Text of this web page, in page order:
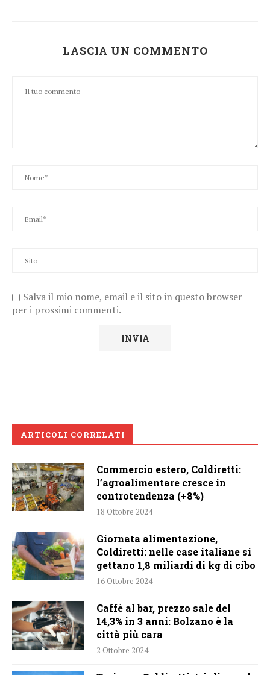
LASCIA UN COMMENTO
Salva il mio nome, email e il sito in questo browser
per i prossimi commenti.
ARTICOLI CORRELATI
Commercio estero, Coldiretti:
l’agroalimentare cresce in
controtendenza (+8%)
18 Ottobre 2024
Giornata alimentazione,
Coldiretti: nelle case italiane si
gettano 1,8 miliardi di kg di cibo
16 Ottobre 2024
Caffè al bar, prezzo sale del
14,3% in 3 anni: Bolzano è la
città più cara
2 Ottobre 2024